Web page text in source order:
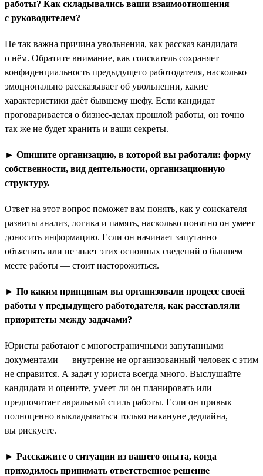
работы? Как складывались ваши взаимоотношения
с руководителем?
Не так важна причина увольнения, как рассказ кандидата
о нём. Обратите внимание, как соискатель сохраняет
конфиденциальность предыдущего работодателя, насколько
эмоционально рассказывает об увольнении, какие
характеристики даёт бывшему шефу. Если кандидат
проговаривается о бизнес-делах прошлой работы, он точно
так же не будет хранить и ваши секреты.
► Опишите организацию, в которой вы работали: форму
собственности, вид деятельности, организационную
структуру.
Ответ на этот вопрос поможет вам понять, как у соискателя
развиты анализ, логика и память, насколько понятно он умеет
доносить информацию. Если он начинает запутанно
объяснять или не знает этих основных сведений о бывшем
месте работы — стоит насторожиться.
► По каким принципам вы организовали процесс своей
работы у предыдущего работодателя, как расставляли
приоритеты между задачами?
Юристы работают с многостраничными запутанными
документами — внутренне не организованный человек с этим
не справится. А задач у юриста всегда много. Выслушайте
кандидата и оцените, умеет ли он планировать или
предпочитает авральный стиль работы. Если он привык
полноценно выкладываться только накануне дедлайна,
вы рискуете.
► Расскажите о ситуации из вашего опыта, когда
приходилось принимать ответственное решение